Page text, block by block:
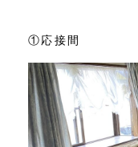
①応接間